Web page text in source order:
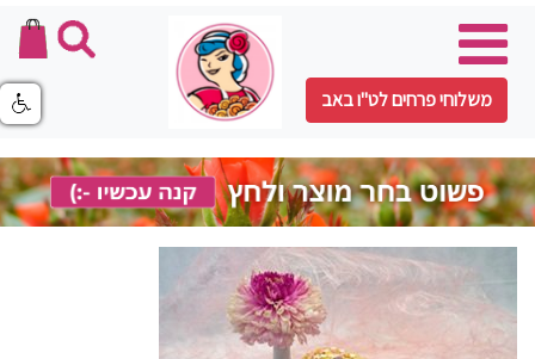
משלוחי פרחים לט"ו באב